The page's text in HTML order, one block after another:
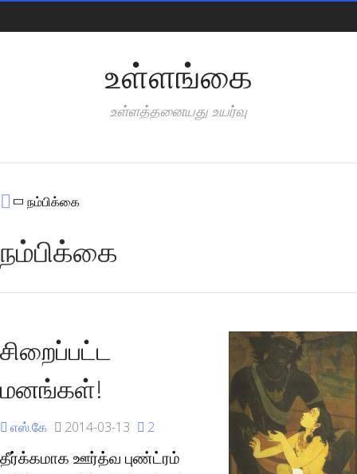
உள்ளங்கை
உள்ளத்தனையது உயர்வு
நம்பிக்கை
நம்பிக்கை
சிறைப்பட்ட
மனங்கள்!
எஸ்.கே 2014-03-13 2
தீர்க்கமாக ஊர்த்வ புண்ட்ரம்